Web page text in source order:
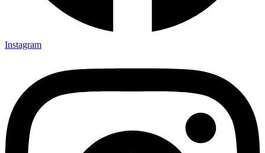
Instagram